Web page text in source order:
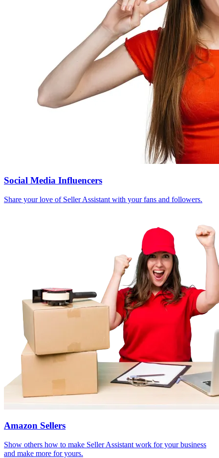
Social Media Influencers
Share your love of Seller Assistant with your fans and followers.
Amazon Sellers
Show others how to make Seller Assistant work for your business
and make more for yours.